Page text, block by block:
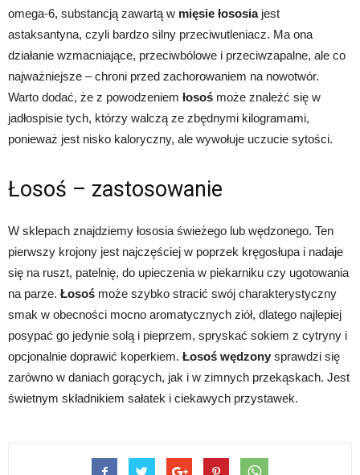
omega-6, substancją zawartą w mięsie łososiajest
astaksantyna, czyli bardzo silny przeciwutleniacz. Ma ona
działanie wzmacniające, przeciwbólowe i przeciwzapalne, ale co
najważniejsze – chroni przed zachorowaniem na nowotwór.
Warto dodać, że z powodzeniem łosoś może znaleźć się w
jadłospisie tych, którzy walczą ze zbędnymi kilogramami,
ponieważ jest nisko kaloryczny, ale wywołuje uczucie sytości.
Łosoś – zastosowanie
W sklepach znajdziemy łososia świeżego lub wędzonego. Ten
pierwszy krojony jest najczęściej w poprzek kręgosłupa i nadaje
się na ruszt, patelnię, do upieczenia w piekarniku czy ugotowania
na parze. Łosoś może szybko stracić swój charakterystyczny
smak w obecności mocno aromatycznych ziół, dlatego najlepiej
posypać go jedynie solą i pieprzem, spryskać sokiem z cytryny i
opcjonalnie doprawić koperkiem. Łosoś wędzony sprawdzi się
zarówno w daniach gorących, jak i w zimnych przekąskach. Jest
świetnym składnikiem sałatek i ciekawych przystawek.